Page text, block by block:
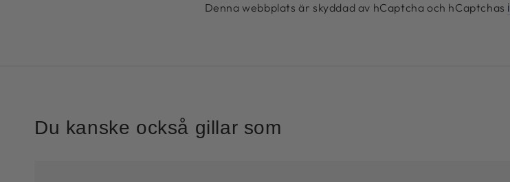
Denna webbplats är skyddad av hCaptcha och hCaptchas
Du kanske också gillar som